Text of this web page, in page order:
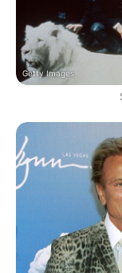
Getty Images